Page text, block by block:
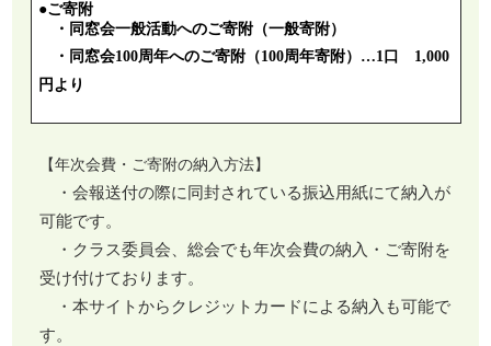
●ご寄附
・ 同窓会一般活動へのご寄附（一般寄附）
・ 同窓会100周年へのご寄附（100周年寄附） …1口 1,000
円より
【年次会費・ご寄附の納入方法】
・会報送付の際に同封されている振込用紙にて納入が
可能です。
・クラス委員会、総会でも年次会費の納入・ご寄附を
受け付けております。
・本サイトからクレジットカードによる納入も可能で
す。